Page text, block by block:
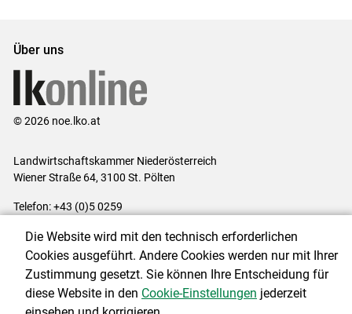
Über uns
© 2026 noe.lko.at
Landwirtschaftskammer Niederösterreich
Wiener Straße 64, 3100 St. Pölten
Telefon: +43 (0)5 0259
Impressum|Kontakt|Datenschutzerklärung|Barrierefreiheit|
Cookie-Einstellungen
Die Website wird mit den technisch erforderlichen
Cookies ausgeführt. Andere Cookies werden nur mit Ihrer
Zustimmung gesetzt. Sie können Ihre Entscheidung für
diese Website in den Cookie-Einstellungen jederzeit